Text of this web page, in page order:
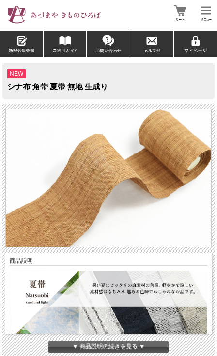
NEW
シナ布 角帯 夏帯 無地 生成り
商品説明
▼ 商品説明の続きを見る ▼